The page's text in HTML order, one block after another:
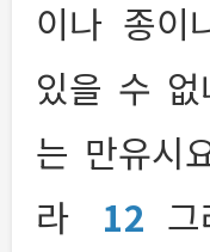
이나 종이
있을 수
는 만유시
라
12